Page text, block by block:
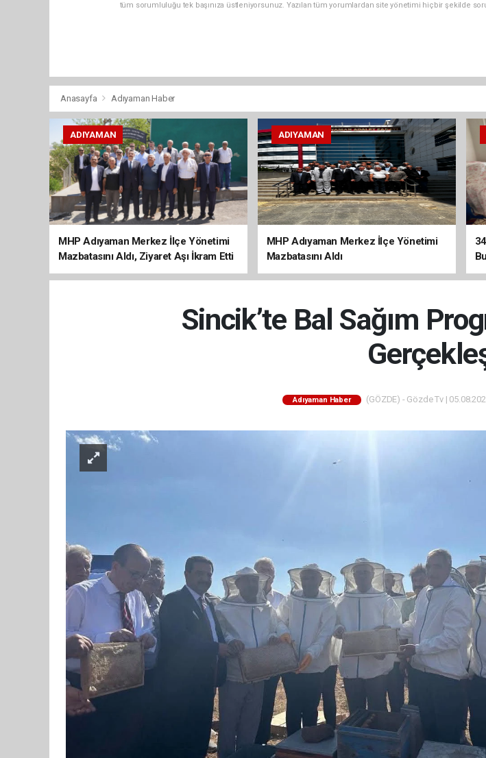
tüm sorumluluğu tek başınıza üstleniyorsunuz. Yazılan tüm yorumlardan site yönetimi hiçbir şekilde
Anasayfa Adıyaman Haber
ADIYAMAN
MHP Adıyaman Merkez İlçe Yönetimi
Mazbatasını Aldı, Ziyaret Aşı İkram Etti
ADIYAMAN
MHP Adıyaman Merkez İlçe Yönetimi
Mazbatasını Aldı
Sincik’te Bal Sağım
Adıyaman Haber (GÖZDE) - Gözde Tv |